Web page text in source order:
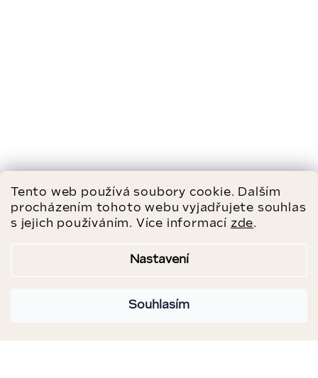
Tento web používá soubory cookie. Dalším
procházením tohoto webu vyjadřujete souhlas
s jejich používáním. Více informací zde.
Nastavení
Souhlasím